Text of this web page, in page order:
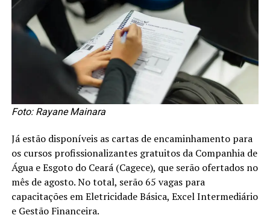
Foto: Rayane Mainara
Já estão disponíveis as cartas de encaminhamento para
os cursos profissionalizantes gratuitos da Companhia de
Água e Esgoto do Ceará (Cagece), que serão ofertados no
mês de agosto. No total, serão 65 vagas para
capacitações em Eletricidade Básica, Excel Intermediário
e Gestão Financeira.